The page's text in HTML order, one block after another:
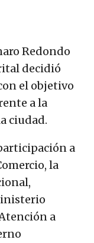
Redondo
decidió
el objetivo
a la
ciudad.
a
la
a